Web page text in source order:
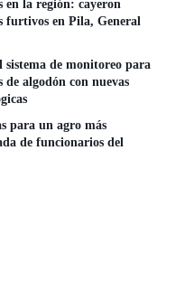
en la región: cayeron
furtivos en Pila, General
sistema de monitoreo para
de algodón con nuevas
para un agro más
de funcionarios del